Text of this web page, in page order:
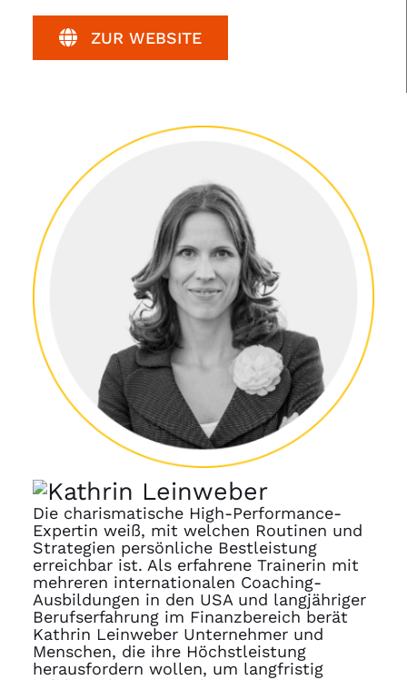
ZUR WEBSITE
Die charismatische High-Performance-
Expertin weiß, mit welchen Routinen und
Strategien persönliche Bestleistung
erreichbar ist. Als erfahrene Trainerin mit
mehreren internationalen Coaching-
Ausbildungen in den USA und langjähriger
Berufserfahrung im Finanzbereich berät
Kathrin Leinweber Unternehmer und
Menschen, die ihre Höchstleistung
herausfordern wollen, um langfristig